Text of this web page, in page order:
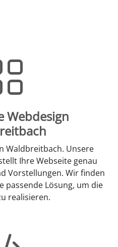
Webdesign
Waldbreitbach. Unsere
Ihre Webseite genau
Vorstellungen. Wir finden
passende Lösung, um die
realisieren.